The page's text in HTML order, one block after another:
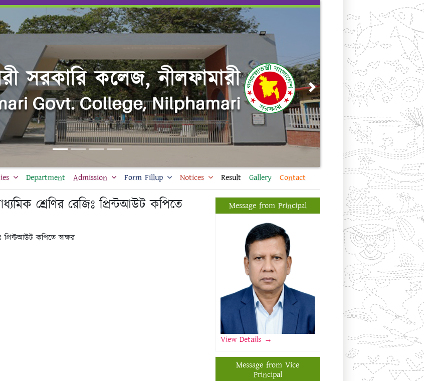
Next
Department Admission Form Fillup Notices Result Gallery Contact
শ্রেণির রেজিঃ প্রিন্টআউট কপিতে
প্রিন্টআউট কপিতে স্বাক্ষর
Message from Principal
View Details →
Message from Vice
Principal